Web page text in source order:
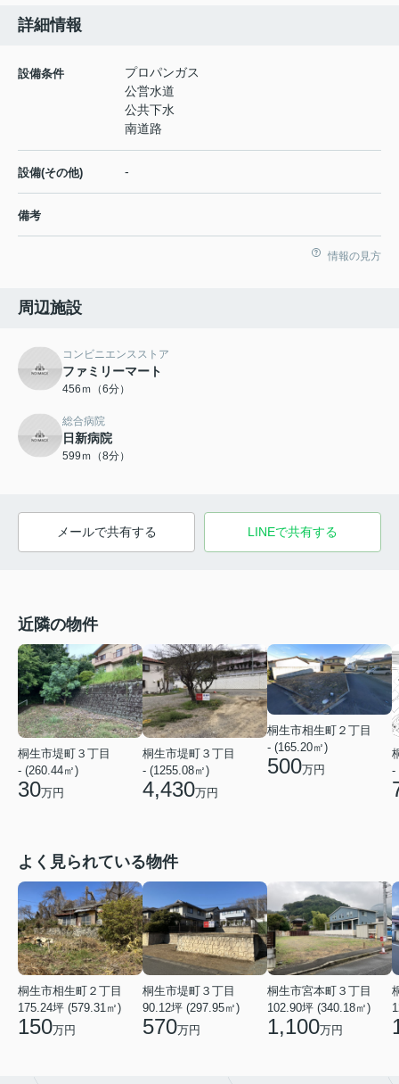
詳細情報
設備条件
プロパンガス
公営水道
公共下水
南道路
設備(その他) -
備考
情報の見方
周辺施設
コンビニエンスストア
ファミリーマート
456ｍ（6分）
総合病院
日新病院
599ｍ（8分）
メールで共有する LINEで共有する
近隣の物件
桐生市堤町３丁目
- (260.44㎡)
30万円
桐生市堤町３丁目
- (1255.08㎡)
4,430万円
桐生市相生町２丁目
- (165.20㎡)
500万円
-
よく見られている物件
桐生市相生町２丁目
175.24坪 (579.31㎡)
150万円
桐生市堤町３丁目
90.12坪 (297.95㎡)
570万円
桐生市宮本町３丁目
102.90坪 (340.18㎡)
1,100万円